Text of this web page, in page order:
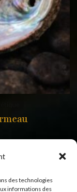
des technologies
informations des